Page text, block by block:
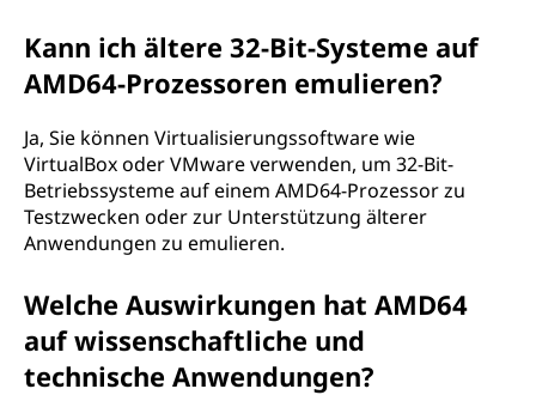
Kann ich ältere 32-Bit-Systeme auf
AMD64-Prozessoren emulieren?
Ja, Sie können Virtualisierungssoftware wie
VirtualBox oder VMware verwenden, um 32-Bit-
Betriebssysteme auf einem AMD64-Prozessor zu
Testzwecken oder zur Unterstützung älterer
Anwendungen zu emulieren.
Welche Auswirkungen hat AMD64
auf wissenschaftliche und
technische Anwendungen?